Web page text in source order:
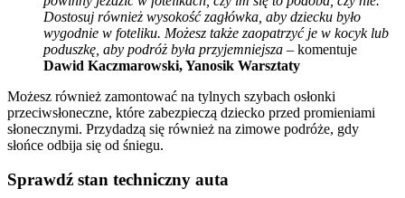
Dostosuj również wysokość zagłówka, aby dziecku było
wygodnie w foteliku. Możesz także zaopatrzyć je w kocyk lub
poduszkę, aby podróż była przyjemniejsza – komentuje
Dawid Kaczmarowski, Yanosik Warsztaty
Możesz również zamontować na tylnych szybach osłonki
przeciwsłoneczne, które zabezpieczą dziecko przed promieniami
słonecznymi. Przydadzą się również na zimowe podróże, gdy
słońce odbija się od śniegu.
Sprawdź stan techniczny auta